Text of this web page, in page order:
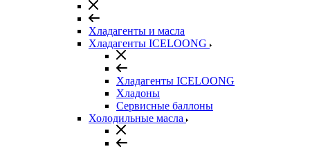
Хладагенты и масла
Хладагенты ICELOONG
Хладагенты ICELOONG
Хладоны
Сервисные баллоны
Холодильные масла